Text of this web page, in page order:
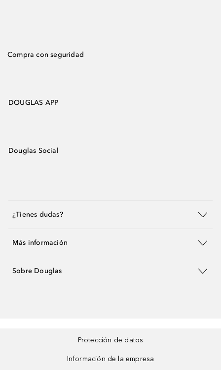
Compra con seguridad
DOUGLAS APP
Douglas Social
¿Tienes dudas?
Más información
Sobre Douglas
Protección de datos
Información de la empresa